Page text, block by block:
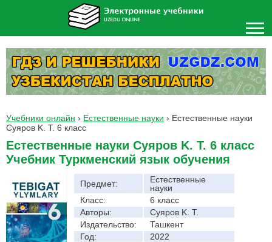
Учебники онлайн › Естественные науки › Естественные науки
Суяров K. T. 6 класс
Естественные науки Суяров K. T. 6 класс
Учебник Туркменский язык обучения
Предмет:
Естественные
науки
Класс:
6 класс
Авторы:
Суяров K. T.
Издательство:
Ташкент
Год:
2022